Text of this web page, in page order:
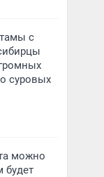
с
суровых
можно
будет